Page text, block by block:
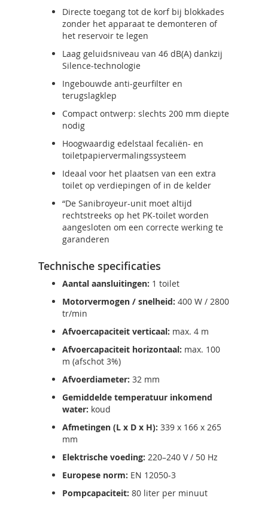
Directe toegang tot de korf bij blokkades
zonder het apparaat te demonteren of
het reservoir te legen
Laag geluidsniveau van 46 dB(A) dankzij
Silence-technologie
Ingebouwde anti-geurfilter en
terugslagklep
Compact ontwerp: slechts 200 mm diepte
nodig
Hoogwaardig edelstaal fecaliën- en
toiletpapiervermalingssysteem
Ideaal voor het plaatsen van een extra
toilet op verdiepingen of in de kelder
“De Sanibroyeur-unit moet altijd
rechtstreeks op het PK-toilet worden
aangesloten om een correcte werking te
garanderen
Technische specificaties
Aantal aansluitingen: 1 toilet
Motorvermogen / snelheid: 400 W / 2800
tr/min
Afvoercapaciteit verticaal: max. 4 m
Afvoercapaciteit horizontaal: max. 100
m (afschot 3%)
Afvoerdiameter: 32 mm
Gemiddelde temperatuur inkomend
water: koud
Afmetingen (L x D x H): 339 x 166 x 265
mm
Elektrische voeding: 220–240 V / 50 Hz
Europese norm: EN 12050-3
Pompcapaciteit: 80 liter per minuut